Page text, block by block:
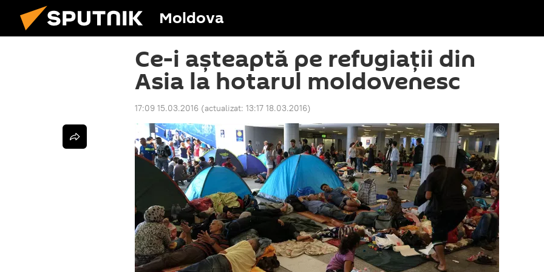
Moldova
Ce-i așteaptă pe refugiații din
Asia la hotarul moldovenesc
17:09 15.03.2016 (actualizat: 13:17 18.03.2016)